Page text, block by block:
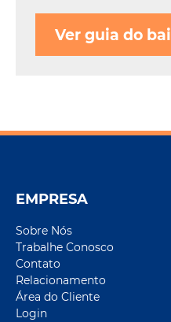
Ver guia do
EMPRESA
Sobre Nós
Trabalhe Conosco
Contato
Relacionamento
Área do Cliente
Login